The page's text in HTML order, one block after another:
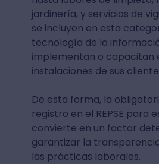
jardinería, y servicios de
se incluyen en esta
tecnología de la
implementan o capacitan
instalaciones de sus
De esta forma, la
registro en el REPSE para
convierte en un factor
garantizar la
las prácticas laborales.